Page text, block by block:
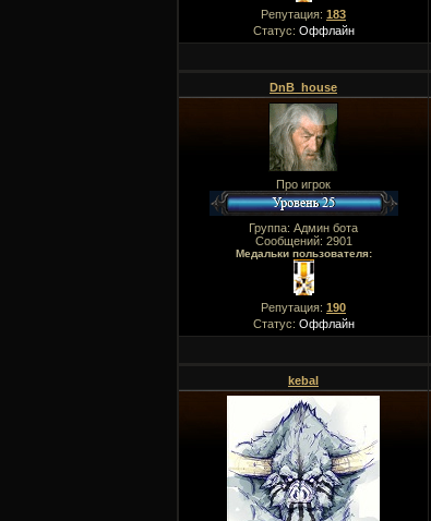
Репутация: 183
Статус: Оффлайн
DnB_house
Про игрок
Группа: Админ бота
Сообщений: 2901
Медальки пользователя:
Репутация: 190
Статус: Оффлайн
kebal